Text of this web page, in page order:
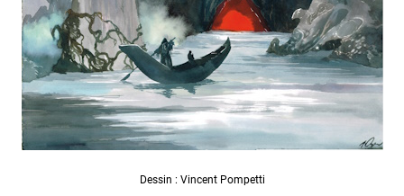
Dessin : Vincent Pompetti